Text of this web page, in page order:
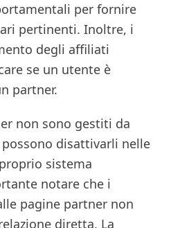
per fornire
pertinenti. Inoltre, i
degli affiliati
se un utente è
partner.
non sono gestiti da
disattivarli nelle
sistema
notare che i
pagine partner non
diretta. La